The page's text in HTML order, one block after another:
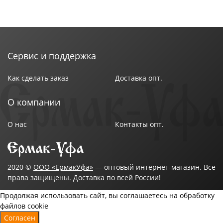
Сервис и поддержка
Как сделать заказ Доставка опт.
О компании
О нас Контакты опт.
2020 © ООО «ЕрмакУфа» — оптовый интернет-магазин. Все
права защищены. Доставка по всей России!
Продолжая использовать сайт, вы соглашаетесь на обработку
файлов cookie
Согласен